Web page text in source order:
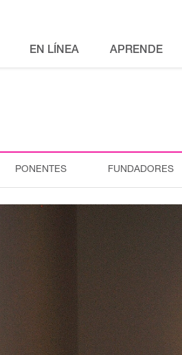
EN LÍNEA APRENDE
PONENTES FUNDADORES